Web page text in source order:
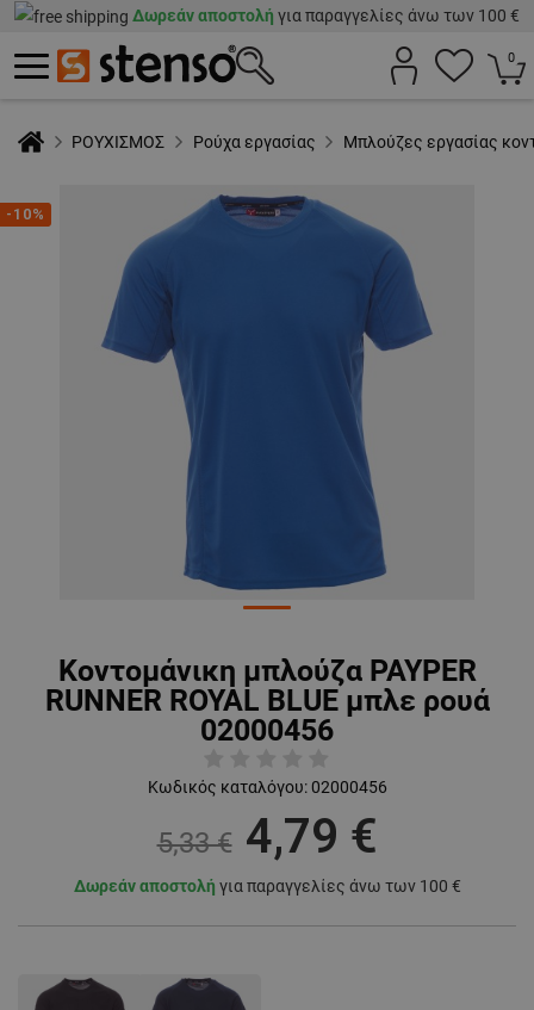
Δωρεάν αποστολή για παραγγελίες άνω των 100 €
0
ΡΟΥΧΙΣΜΟΣ Ρούχα εργασίας Μπλούζες εργασίας
-10%
Κοντομάνικη μπλούζα PAYPER
RUNNER ROYAL BLUE μπλε ρουά
02000456
Κωδικός καταλόγου: 02000456
5,33 € 4,79 €
Δωρεάν αποστολή για παραγγελίες άνω των 100 €